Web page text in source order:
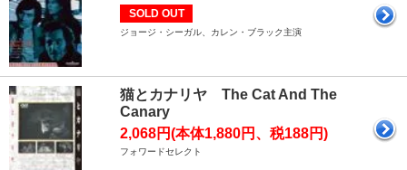
SOLD OUT
ジョージ・シーガル、カレン・ブラック主演
猫とカナリヤ The Cat And The
Canary
2,068円(本体1,880円、税188円)
フォワードセレクト